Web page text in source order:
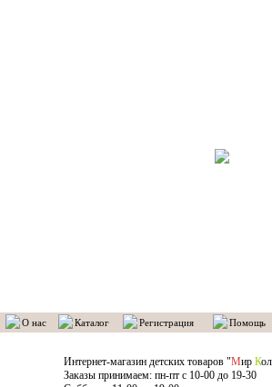
О нас Каталог Регистрация Помощь
Интернет-магазин детских товаров "Мир К
Заказы принимаем: пн-пт с 10-00 до 19-30